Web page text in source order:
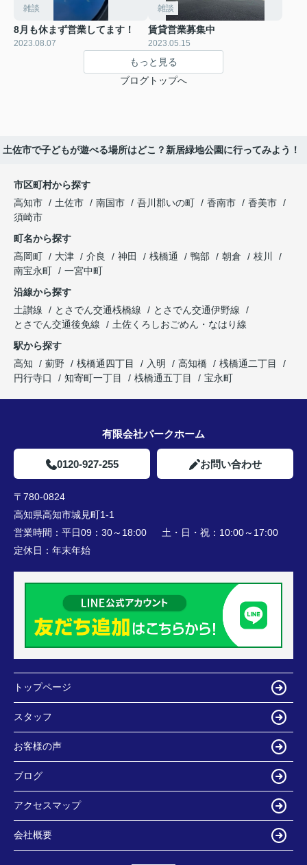
雑談
8月も休まず営業してます！
2023.08.07
雑談
賃貸営業募集中
2023.05.15
もっと見る
ブログトップへ
土佐市で子どもが遊べる場所はどこ？新居緑地公園に行ってみよう！
市区町村から探す
高知市
土佐市 南国市 吾川郡いの町 香南市
香美市
須崎市
町名から探す
高岡町
大津 介良 神田 桟橋通 鴨部 朝倉
枝川
南宝永町
一宮中町
沿線から探す
土讃線
とさでん交通桟橋線
とさでん交通伊野線
とさでん交通後免線
土佐くろしおごめん・なはり線
駅から探す
高知
薊野 桟橋通四丁目 入明 高知橋
桟橋通二丁目
円行寺口
知寄町一丁目 桟橋通五丁目 宝永町
有限会社パークホーム
0120-927-255 お問い合わせ
〒780-0824
高知県高知市城見町1-1
営業時間： 平日09：30～18:00 土・日・祝：10:00～17:00
定休日： 年末年始
トップページ
スタッフ
お客様の声
ブログ
アクセスマップ
会社概要